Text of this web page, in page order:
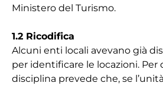
Ministero del Turismo.
1.2 Ricodifica
Alcuni enti locali avevano già
per identificare le locazioni. Per
disciplina prevede che, se